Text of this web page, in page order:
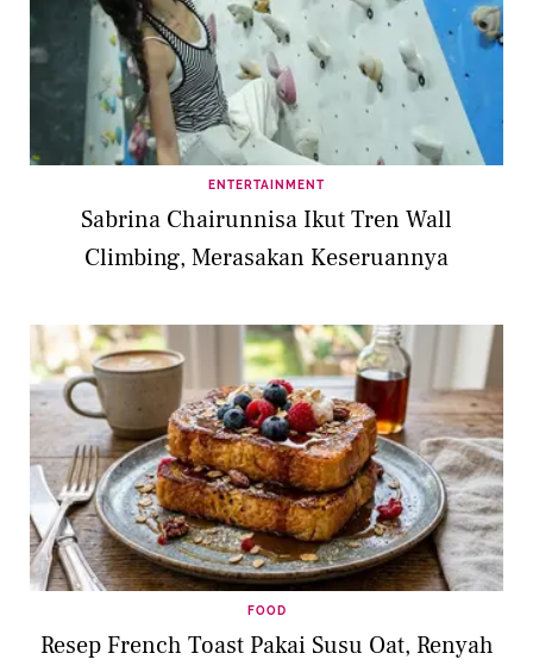
ENTERTAINMENT
Sabrina Chairunnisa Ikut Tren Wall
Climbing, Merasakan Keseruannya
FOOD
Resep French Toast Pakai Susu Oat, Renyah